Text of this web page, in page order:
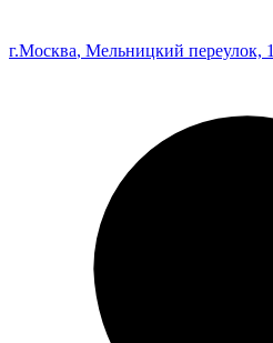
г.Москва, Мельницкий переулок, 1